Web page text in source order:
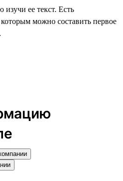
ее текст. Есть
можно составить первое